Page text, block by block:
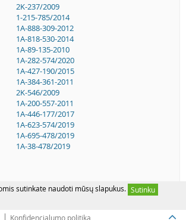
sutinkate naudoti mūsų slapukus. Sutinku
2K-237/2009
1-215-785/2014
1A-888-309-2012
1A-818-530-2014
1A-89-135-2010
1A-282-574/2020
1A-427-190/2015
1A-384-361-2011
2K-546/2009
1A-200-557-2011
1A-446-177/2017
1A-623-574/2019
1A-695-478/2019
1A-38-478/2019
Konfidencialumo politika